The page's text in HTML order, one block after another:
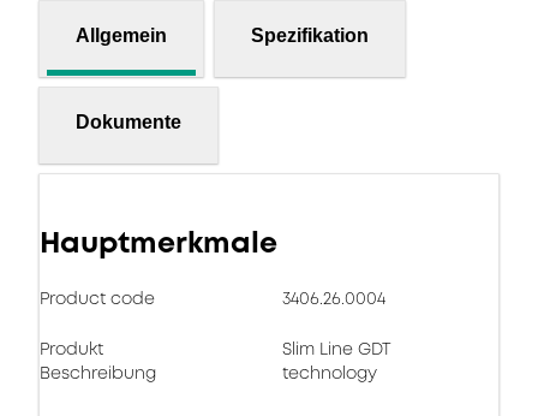
Allgemein Spezifikation
Dokumente
Hauptmerkmale
Product code 3406.26.0004
Produkt
Beschreibung
Slim Line GDT
technology